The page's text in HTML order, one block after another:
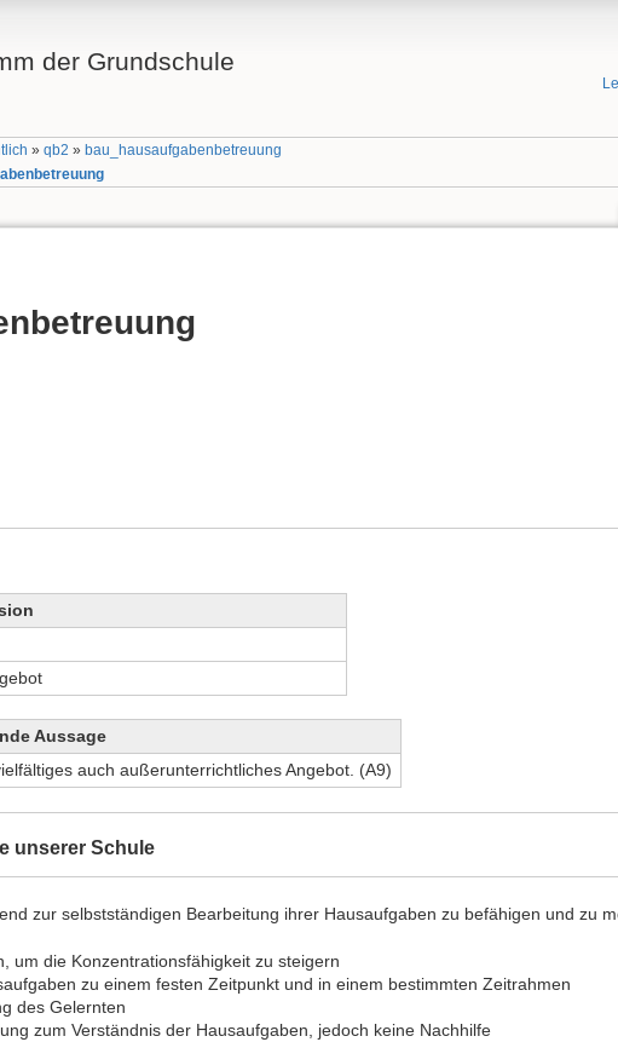
der Grundschule
»qb2 » bau_hausaufgabenbetreuung
Aussage
auch außerunterrichtliches Angebot. (A9)
unserer Schule
zur selbstständigen Bearbeitung ihrer Hausaufgaben zu befähigen und zu
um die Konzentrationsfähigkeit zu steigern
zu einem festen Zeitpunkt und in einem bestimmten Zeitrahmen
des Gelernten
zum Verständnis der Hausaufgaben, jedoch keine Nachhilfe